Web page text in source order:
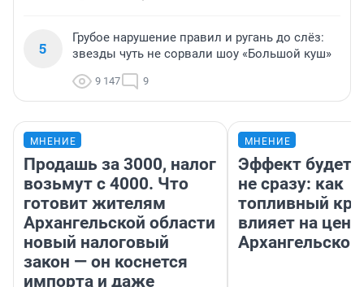
5
Грубое нарушение правил и ругань до слёз:
звезды чуть не сорвали шоу «Большой куш»
9 147 9
МНЕНИЕ
Продашь за 3000, налог
возьмут с 4000. Что
готовит жителям
Архангельской области
новый налоговый
закон — он коснется
импорта и даже
МНЕНИЕ
Эффект будет
не сразу: как
топливный
влияет на